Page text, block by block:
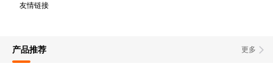
友情链接
更多
产品推荐